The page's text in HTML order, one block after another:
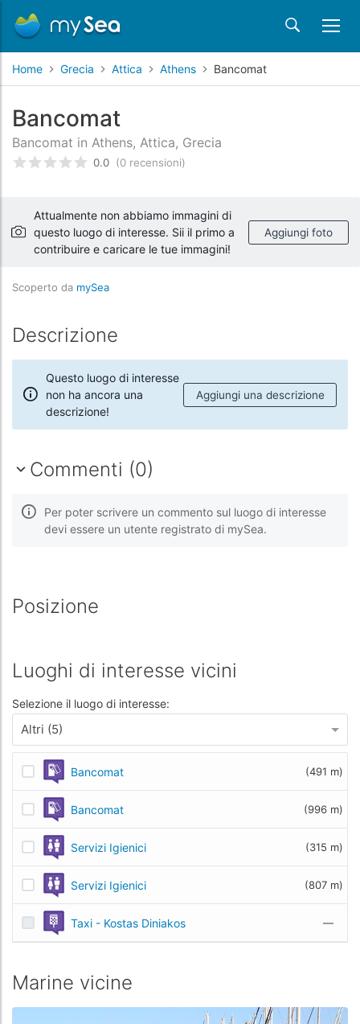
Home Grecia Attica Athens Bancomat
Bancomat
Bancomat in Athens, Attica, Grecia
Valutato0/5 basata surecensioni dei clienti
0.0 (0 recensioni)
Attualmente non abbiamo immagini di
questo luogo di interesse. Sii il primo a
contribuire e caricare le tue immagini!
Aggiungi foto
Scoperto da mySea
Descrizione
Questo luogo di interesse
non ha ancora una
descrizione!
Aggiungi una descrizione
Commenti (0)
Per poter scrivere un commento sul luogo di interesse
devi essere un utente registrato di mySea.
Posizione
Luoghi di interesse vicini
Selezione il luogo di interesse:
Altri (5)
Bancomat (491 m)
Bancomat (996 m)
Servizi Igienici (315 m)
Servizi Igienici (807 m)
Taxi - Kostas Diniakos —
Marine vicine